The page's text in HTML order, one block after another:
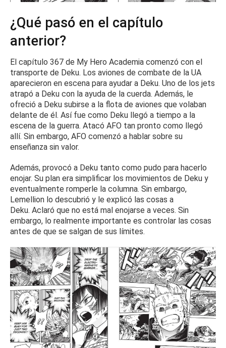
¿Qué pasó en el capítulo
anterior?
El capítulo 367 de My Hero Academia comenzó con el
transporte de Deku. Los aviones de combate de la UA
aparecieron en escena para ayudar a Deku. Uno de los jets
atrapó a Deku con la ayuda de la cuerda. Además, le
ofreció a Deku subirse a la flota de aviones que volaban
delante de él. Así fue como Deku llegó a tiempo a la
escena de la guerra. Atacó AFO tan pronto como llegó
allí. Sin embargo, AFO comenzó a hablar sobre su
enseñanza sin valor.
Además, provocó a Deku tanto como pudo para hacerlo
enojar. Su plan era simplificar los movimientos de Deku y
eventualmente romperle la columna. Sin embargo,
Lemellion lo descubrió y le explicó las cosas a
Deku. Aclaró que no está mal enojarse a veces. Sin
embargo, lo realmente importante es controlar las cosas
antes de que se salgan de sus límites.